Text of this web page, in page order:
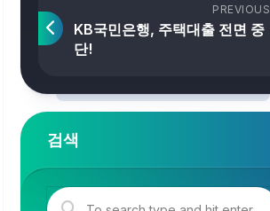
PREVIOUS
KB국민은행, 주택대출 전면 중
단!
검색